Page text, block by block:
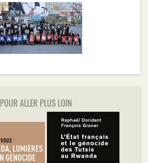
POUR ALLER PLUS LOIN